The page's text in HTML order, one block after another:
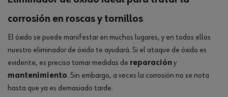
corrosión en roscas y tornillos
El óxido se puede manifestar en muchos lugares, y en todos ellos
nuestro eliminador de óxido te ayudará. Si el ataque de óxido es
evidente, es preciso tomar medidas de reparacióny
mantenimiento. Sin embargo, a veces la corrosión no se nota
hasta que ya es demasiado tarde.